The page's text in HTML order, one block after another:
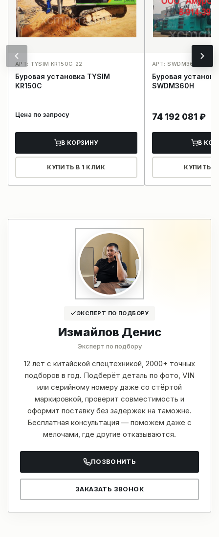
АРТ: TYSIM KR150C_22
Буровая установка TYSIM
KR150C
Цена по запросу
В КОРЗИНУ
КУПИТЬ В 1 КЛИК
АРТ: SWDM360H_1
Буровая
SWDM360H
74 192 081 ₽
В
КУПИТЬ В
ЭКСПЕРТ ПО ПОДБОРУ
Измайлов Денис
Эксперт по подбору
12 лет с китайской спецтехникой, 2000+ точных
подборов в год. Подберёт деталь по фото, VIN
или серийному номеру даже со стёртой
маркировкой, проверит совместимость и
оформит поставку без задержек на таможне.
Бесплатная консультация — поможем даже с
мелочами, где другие отказываются.
ПОЗВОНИТЬ
ЗАКАЗАТЬ ЗВОНОК